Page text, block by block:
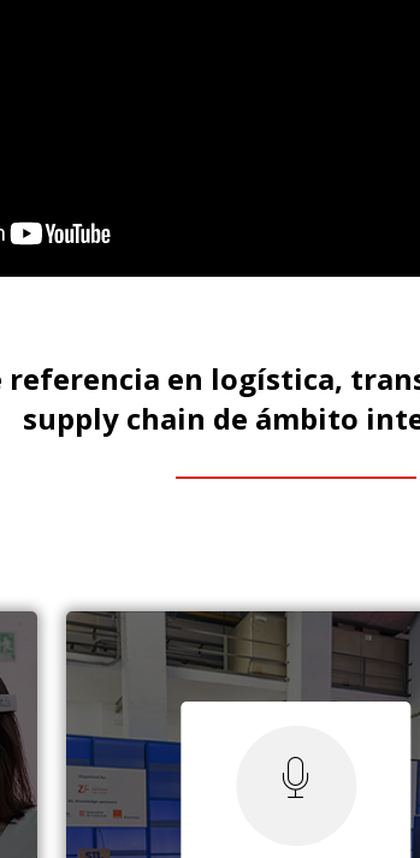
referencia en logística,
supply chain de ámbito